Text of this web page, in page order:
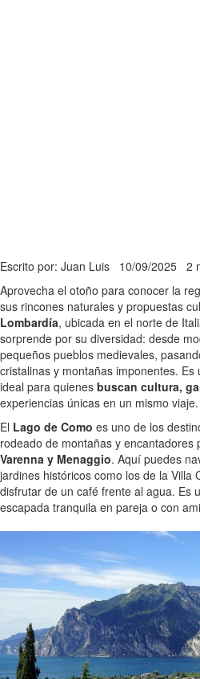
Escrito por: Juan Luis 10/09/2025 2
Aprovecha el otoño para conocer la
sus rincones naturales y propuestas
Lombardía, ubicada en el norte de
sorprende por su diversidad: desde
pequeños pueblos medievales,
cristalinas y montañas imponentes.
ideal para quienes buscan cultura,
experiencias únicas en un mismo viaje.
El Lago de Como es uno de los
rodeado de montañas y encantadores
Varenna y Menaggio. Aquí puedes
jardines históricos como los de la Villa
disfrutar de un café frente al agua. Es
escapada tranquila en pareja o con